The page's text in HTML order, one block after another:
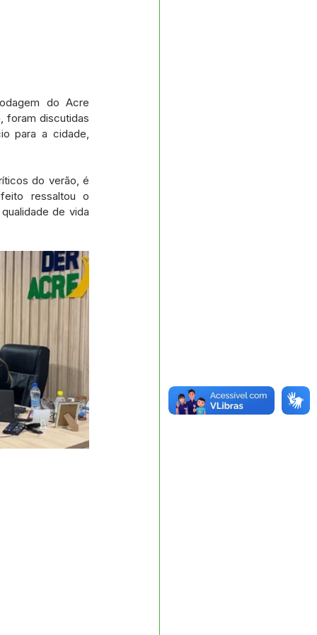
do Acre
foram discutidas
para a cidade,
do verão, é
ressaltou o
de vida